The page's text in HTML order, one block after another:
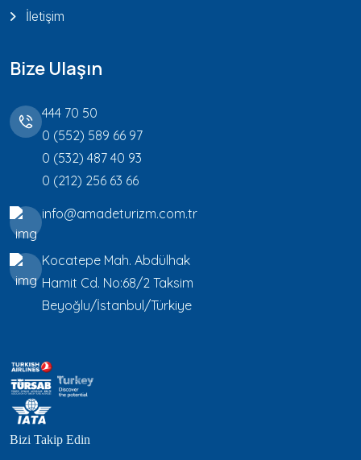
İletişim
Bize Ulaşın
444 70 50
0 (552) 589 66 97
0 (532) 487 40 93
0 (212) 256 63 66
info@amadeturizm.com.tr
Kocatepe Mah. Abdülhak
Hamit Cd. No:68/2 Taksim
Beyoğlu/İstanbul/Türkiye
Bizi Takip Edin